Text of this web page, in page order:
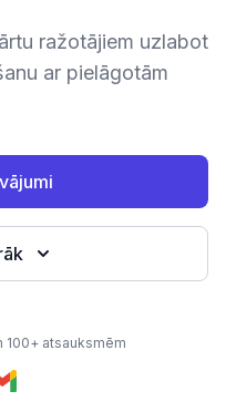
ražotājiem uzlabot
ar pielāgotām
100+ atsauksmēm